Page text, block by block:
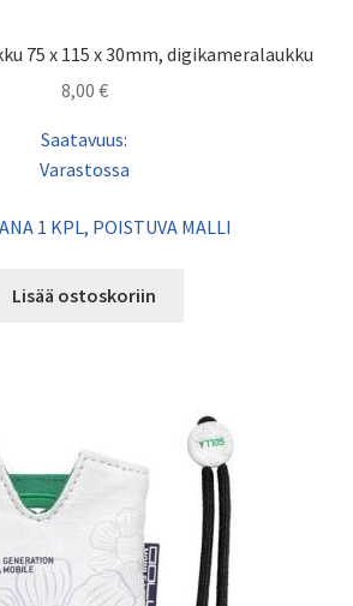
75 x 115 x 30mm, digikameralaukku
8,00 €
Saatavuus:
Varastossa
1 KPL, POISTUVA MALLI
Lisää ostoskoriin